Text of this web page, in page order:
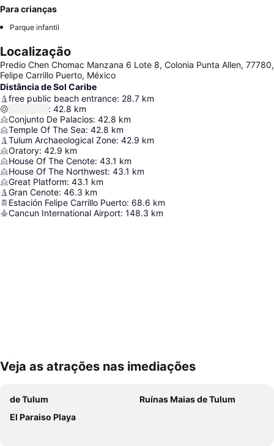
Para crianças
Parque infantil
Localização
Predio Chen Chomac Manzana 6 Lote 8, Colonia Punta Allen, 77780,
Felipe Carrillo Puerto, México
Distância de Sol Caribe
free public beach entrance: 28.7 km
: 42.8 km
Conjunto De Palacios: 42.8 km
Temple Of The Sea: 42.8 km
Tulum Archaeological Zone: 42.9 km
Oratory: 42.9 km
House Of The Cenote: 43.1 km
House Of The Northwest: 43.1 km
Great Platform: 43.1 km
Gran Cenote: 46.3 km
Estación Felipe Carrillo Puerto: 68.6 km
Cancun International Airport: 148.3 km
Ampliar mapa
Veja as atrações nas imediações
de Tulum
Ruínas Maias de Tulum
El Paraiso Playa